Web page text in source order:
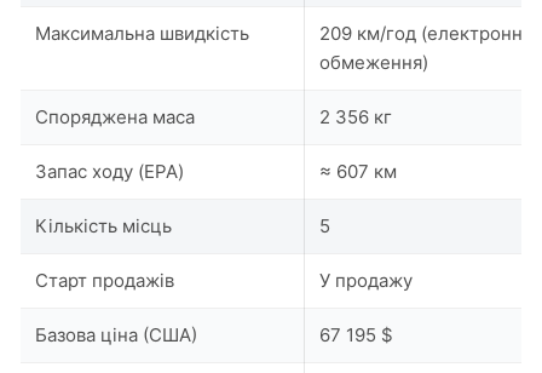
Максимальна швидкість
209 км/год (електронне
обмеження)
Споряджена маса 2 356 кг
Запас ходу (EPA) ≈ 607 км
Кількість місць 5
Старт продажів У продажу
Базова ціна (США) 67 195 $